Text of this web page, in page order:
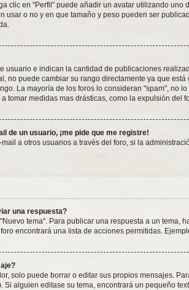
clic en “Perfil” puede añadir un avatar utilizando
usar o no y en que tamaño y peso pueden ser
usuario e indican la cantidad de publicaciones
no puede cambiar su rango directamente ya que
La mayoría de los foros lo consideran "spam", no
tomar medidas mas drásticas, como la expulsión del
de un usuario, ¡me pide que me registre!
a otros usuarios a través del foro, si la
una respuesta?
tema". Para publicar una respuesta a un tema,
encontrará una lista de acciones permitidas.
solo puede borrar o editar sus propios mensajes.
Si alguien editase su tema, encontrará un pequeño